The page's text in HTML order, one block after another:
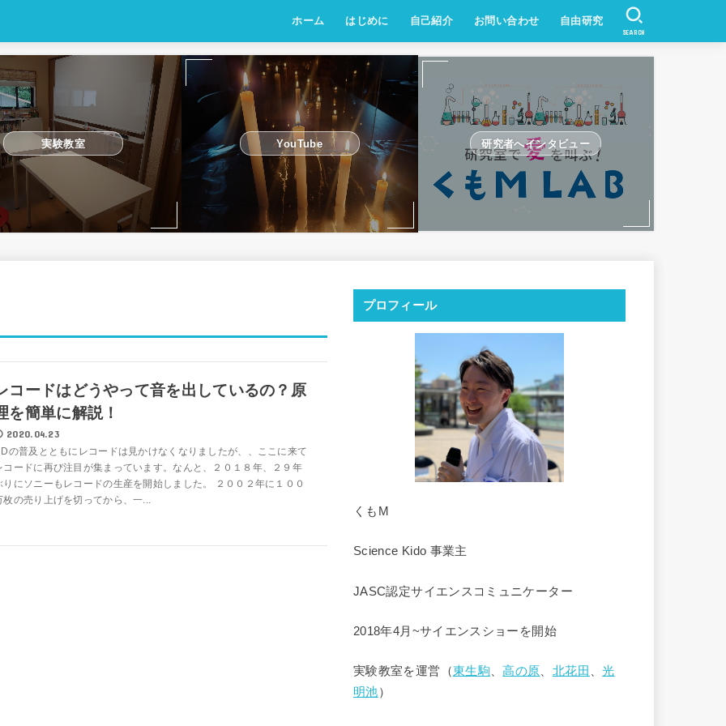
ホーム はじめに 自己紹介 お問い合わせ 自由研究
SEARCH
実験教室 YouTube 研究者へインタビュー
コードはどうやって音を出しているの？原
を簡単に解説！
2020.04.23
の普及とともにレコードは見かけなくなりましたが、、ここに来て
コードに再び注目が集まっています。なんと、２０１８年、２９年
りにソニーもレコードの生産を開始しました。 ２００２年に１００
枚の売り上げを切ってから、一...
プロフィール
くもM
Science Kido 事業主
JASC認定サイエンスコミュニケーター
2018年4月~サイエンスショーを開始
実験教室を運営（東生駒 、高の原 北花田 、光
明池）